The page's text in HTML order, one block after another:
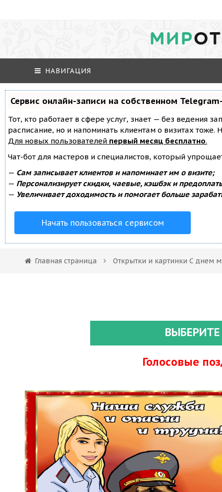
МИР
НАВИГАЦИЯ
Сервис онлайн-записи на собственном
Тот, кто работает в сфере услуг, знает — без ведения
расписание, но и напоминать клиентам о визитах
Для новых пользователей первый месяц бесплатно.
Чат-бот для мастеров и специалистов, который
— Сам записывает клиентов и напоминает им о визите;
— Персонализирует скидки, чаевые, кэшбэк и
— Увеличивает доходимость и помогает больше
Начать пользоваться сервисом
Главная страница Открытки и картинки С днем
Голосовые